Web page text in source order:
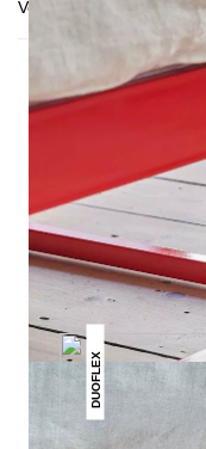
Versand & Lieferung
DAS
DUOFLEX